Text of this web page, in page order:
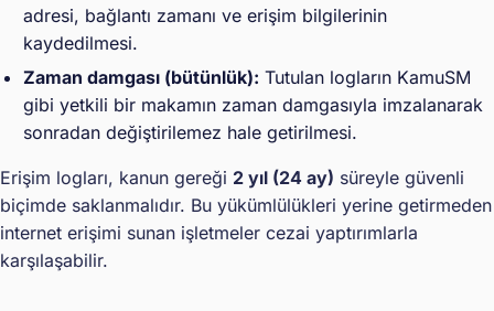
adresi, bağlantı zamanı ve erişim bilgilerinin
kaydedilmesi.
Zaman damgası (bütünlük): Tutulan logların KamuSM
gibi yetkili bir makamın zaman damgasıyla imzalanarak
sonradan değiştirilemez hale getirilmesi.
Erişim logları, kanun gereği 2 yıl (24 ay) süreyle güvenli
biçimde saklanmalıdır. Bu yükümlülükleri yerine getirmeden
internet erişimi sunan işletmeler cezai yaptırımlarla
karşılaşabilir.